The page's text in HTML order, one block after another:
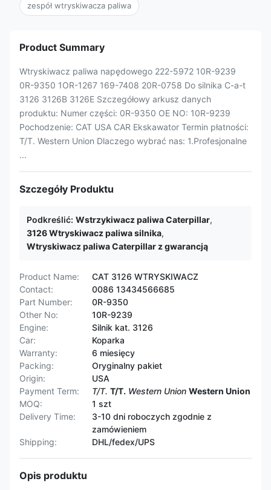
zespół wtryskiwacza paliwa
Product Summary
Wtryskiwacz paliwa napędowego 222-5972 10R-9239
0R-9350 1OR-1267 169-7408 20R-0758 Do silnika C-a-t
3126 3126B 3126E Szczegółowy arkusz danych
produktu: Numer części: 0R-9350 OE NO: 10R-9239
Pochodzenie: CAT USA CAR Ekskawator Termin płatności:
T/T. Western Union Dlaczego wybrać nas: 1.Profesjonalne
...
Szczegóły Produktu
Podkreślić: Wstrzykiwacz paliwa Caterpillar,
3126 Wtryskiwacz paliwa silnika,
Wtryskiwacz paliwa Caterpillar z gwarancją
Product Name:
CAT 3126 WTRYSKIWACZ
Contact:
0086 13434566685
Part Number:
0R-9350
Other No:
10R-9239
Engine:
Silnik kat. 3126
Car:
Koparka
Warranty:
6 miesięcy
Packing:
Oryginalny pakiet
Origin:
USA
Payment Term:
T/T. T/T. Western Union Western Union
MOQ:
1 szt
Delivery Time:
3-10 dni roboczych zgodnie z
zamówieniem
Shipping:
DHL/fedex/UPS
Opis produktu